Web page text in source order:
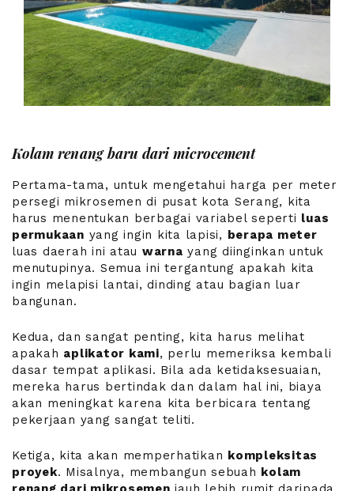
Kolam renang baru dari microcement
Pertama-tama, untuk mengetahui harga per meter
persegi mikrosemen di pusat kota Serang, kita
harus menentukan berbagai variabel seperti luas
permukaan yang ingin kita lapisi, berapa meter
luas daerah ini atau warna yang diinginkan untuk
menutupinya. Semua ini tergantung apakah kita
ingin melapisi lantai, dinding atau bagian luar
bangunan.
Kedua, dan sangat penting, kita harus melihat
apakah aplikator kami, perlu memeriksa kembali
dasar tempat aplikasi. Bila ada ketidaksesuaian,
mereka harus bertindak dan dalam hal ini, biaya
akan meningkat karena kita berbicara tentang
pekerjaan yang sangat teliti.
Ketiga, kita akan memperhatikan kompleksitas
proyek. Misalnya, membangun sebuah kolam